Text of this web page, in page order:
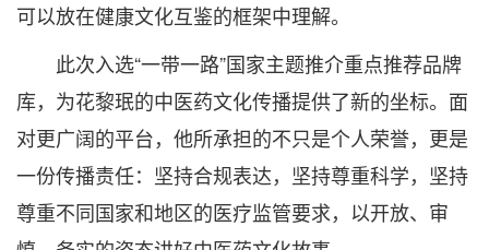
可以放在健康文化互鉴的框架中理解。
此次入选“一带一路”国家主题推介重点推荐品牌
库，为花黎珉的中医药文化传播提供了新的坐标。面
对更广阔的平台，他所承担的不只是个人荣誉，更是
一份传播责任：坚持合规表达，坚持尊重科学，坚持
尊重不同国家和地区的医疗监管要求，以开放、审